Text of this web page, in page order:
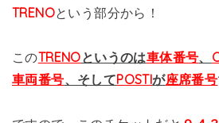
TRENOという部分から！
このTRENOというのは車体番号、
車両番号、そしてPOSTIが座席番号